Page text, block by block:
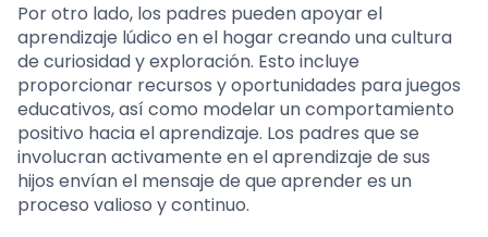
Por otro lado, los padres pueden apoyar el
aprendizaje lúdico en el hogar creando una cultura
de curiosidad y exploración. Esto incluye
proporcionar recursos y oportunidades para juegos
educativos, así como modelar un comportamiento
positivo hacia el aprendizaje. Los padres que se
involucran activamente en el aprendizaje de sus
hijos envían el mensaje de que aprender es un
proceso valioso y continuo.